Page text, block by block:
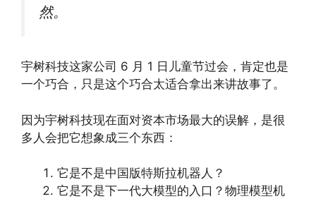
然。
宇树科技这家公司 6 月 1 日儿童节过会，肯定也是
一个巧合，只是这个巧合太适合拿出来讲故事了。
因为宇树科技现在面对资本市场最大的误解，是很
多人会把它想象成三个东西：
它是不是中国版特斯拉机器人？
它是不是下一代大模型的入口？物理模型机